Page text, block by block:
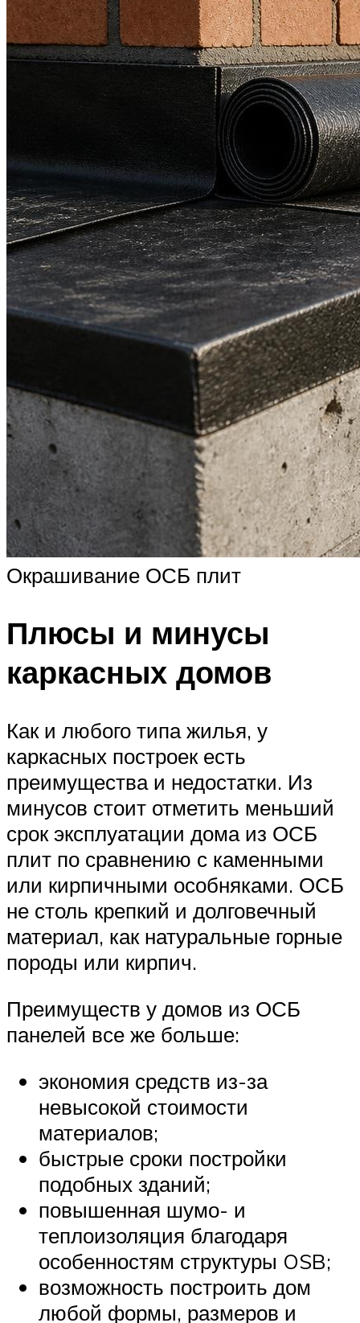
Окрашивание ОСБ плит
Плюсы и минусы
каркасных домов
Как и любого типа жилья, у
каркасных построек есть
преимущества и недостатки. Из
минусов стоит отметить меньший
срок эксплуатации дома из ОСБ
плит по сравнению с каменными
или кирпичными особняками. ОСБ
не столь крепкий и долговечный
материал, как натуральные горные
породы или кирпич.
Преимуществ у домов из ОСБ
панелей все же больше:
экономия средств из-за
невысокой стоимости
материалов;
быстрые сроки постройки
подобных зданий;
повышенная шумо- и
теплоизоляция благодаря
особенностям структуры OSB;
возможность построить дом
любой формы, размеров и